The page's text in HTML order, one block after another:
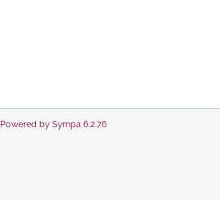
Powered by Sympa 6.2.76